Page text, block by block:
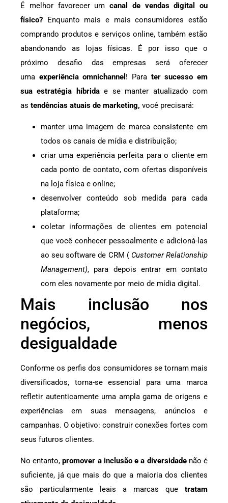
É melhor favorecer um canal de vendas digital ou
físico? Enquanto mais e mais consumidores estão
comprando produtos e serviços online, também estão
abandonando as lojas físicas. É por isso que o
próximo desafio das empresas será oferecer
uma experiência omnichannel ! Para ter sucesso em
sua estratégia híbridae se manter atualizado com
as tendências atuais de marketing, você precisará:
manter uma imagem de marca consistente em
todos os canais de mídia e distribuição;
criar uma experiência perfeita para o cliente em
cada ponto de contato, com ofertas disponíveis
na loja física e online;
desenvolver conteúdo sob medida para cada
plataforma;
coletar informações de clientes em potencial
que você conhecer pessoalmente e adicioná-las
ao seu software de CRM ( Customer Relationship
Management), para depois entrar em contato
com eles novamente por meio de mídia digital.
Mais inclusão nos
negócios, menos
desigualdade
Conforme os perfis dos consumidores se tornam mais
diversificados, torna-se essencial para uma marca
refletir autenticamente uma ampla gama de origens e
experiências em suas mensagens, anúncios e
campanhas. O objetivo: construir conexões fortes com
seus futuros clientes.
No entanto,promover a inclusão e a diversidade não é
suficiente, já que mais do que a maioria dos clientes
são particularmente leais a marcas que tratam